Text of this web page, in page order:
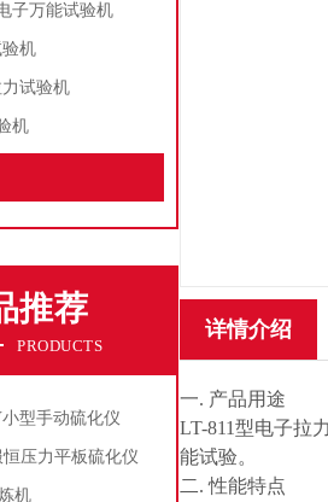
子万能试验机
机
试验机
机
推荐
PRODUCTS
型手动硫化仪
恒压力平板硫化仪
机
详情介绍
一. 产品用途
LT-811型电子拉
能试验。
二. 性能特点